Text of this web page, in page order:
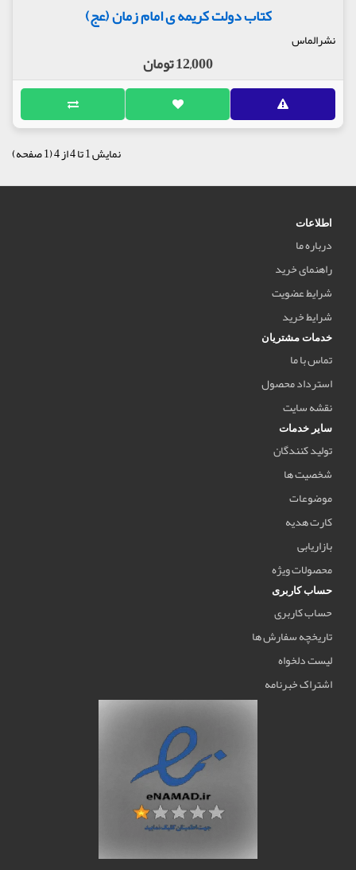
کتاب دولت کریمه ی امام زمان (عج)
نشرالماس
12,000 تومان
نمایش 1 تا 4 از 4 (1 صفحه)
اطلاعات
درباره ما
راهنمای خرید
شرایط عضویت
شرایط خرید
خدمات مشتریان
تماس با ما
استرداد محصول
نقشه سایت
سایر خدمات
تولید کنندگان
شخصیت ها
موضوعات
کارت هدیه
بازاریابی
محصولات ویژه
حساب کاربری
حساب کاربری
تاریخچه سفارش ها
لیست دلخواه
اشتراک خبرنامه